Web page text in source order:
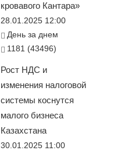
кровавого Кантара»
28.01.2025 12:00
День за днем
1181 (43496)
Рост НДС и
изменения налоговой
системы коснутся
малого бизнеса
Казахстана
30.01.2025 11:00